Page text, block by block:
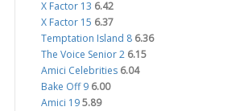
X Factor 13 6.42
X Factor 15 6.37
Temptation Island 8 6.36
The Voice Senior 2 6.15
Amici Celebrities 6.04
Bake Off 9 6.00
Amici 19 5.89